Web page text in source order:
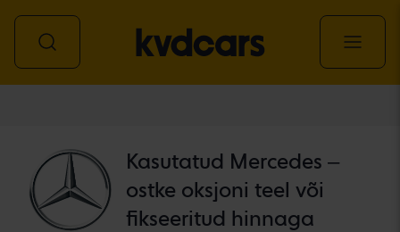
Kasutatud Mercedes –
ostke oksjoni teel või
fikseeritud hinnaga